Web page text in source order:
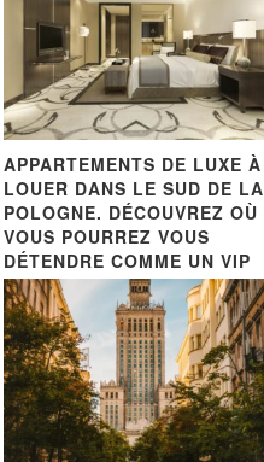
APPARTEMENTS DE LUXE À
LOUER DANS LE SUD DE LA
POLOGNE. DÉCOUVREZ OÙ
VOUS POURREZ VOUS
DÉTENDRE COMME UN VIP